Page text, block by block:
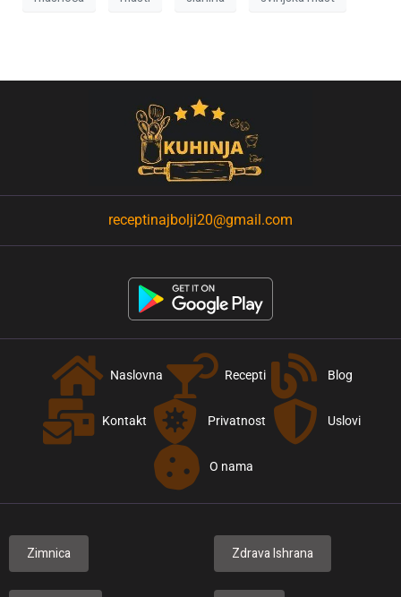
receptinajbolji20@gmail.com
Naslovna Recepti Blog
Kontakt Privatnost Uslovi
O nama
Zimnica Zdrava Ishrana